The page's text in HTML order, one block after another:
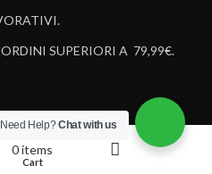
SUPERIORI A 79,99€.
0items
Cart
Need Help?Chat with us